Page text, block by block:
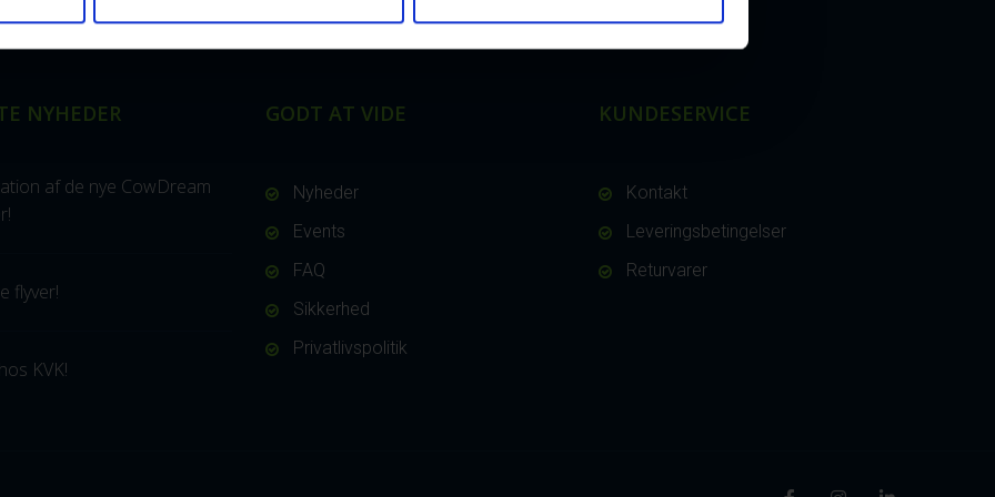
NYHEDER
af de nye CowDream
flyver!
KVK!
GODT AT VIDE
Nyheder
Events
FAQ
Sikkerhed
Privatlivspolitik
KUNDESERVICE
Kontakt
Leveringsbetingelser
Returvarer